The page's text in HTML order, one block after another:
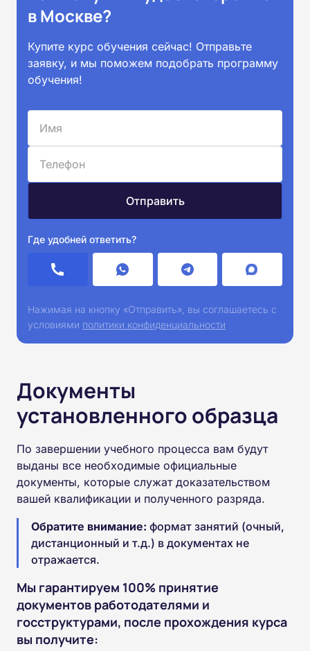
в Москве?
Купите курс обучения сейчас! Отправьте
заявку, и мы поможем подобрать программу
обучения!
Где удобней ответить?
Нажимая на кнопку «Отправить», вы соглашаетесь с
условиями политики конфиденциальности
Документы
установленного образца
По завершении учебного процесса вам будут
выданы все необходимые официальные
документы, которые служат доказательством
вашей квалификации и полученного разряда.
Обратите внимание: формат занятий (очный,
дистанционный и т.д.) в документах не
отражается.
Мы гарантируем 100% принятие
документов работодателями и
госструктурами, после прохождения курса
вы получите: